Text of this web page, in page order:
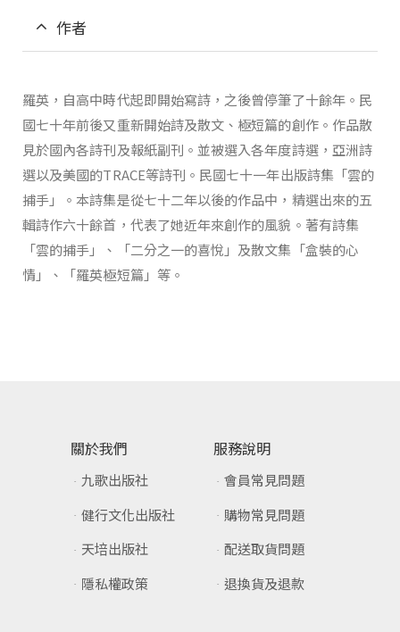
作者
羅英，自高中時代起即開始寫詩，之後曾停筆了十餘年。民
國七十年前後又重新開始詩及散文、極短篇的創作。作品散
見於國內各詩刊及報紙副刊。並被選入各年度詩選，亞洲詩
選以及美國的TRACE等詩刊。民國七十一年出版詩集「雲的
捕手」。本詩集是從七十二年以後的作品中，精選出來的五
輯詩作六十餘首，代表了她近年來創作的風貌。著有詩集
「雲的捕手」、「二分之一的喜悅」及散文集「盒裝的心
情」、「羅英極短篇」等。
關於我們
九歌出版社
健行文化出版社
天培出版社
隱私權政策
服務說明
會員常見問題
購物常見問題
配送取貨問題
退換貨及退款